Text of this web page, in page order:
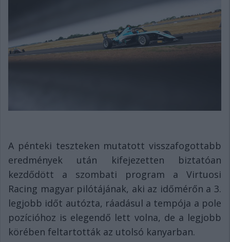
A pénteki teszteken mutatott visszafogottabb
eredmények után kifejezetten biztatóan
kezdődött a szombati program a Virtuosi
Racing magyar pilótájának, aki az időmérőn a 3.
legjobb időt autózta, ráadásul a tempója a pole
pozícióhoz is elegendő lett volna, de a legjobb
körében feltartották az utolsó kanyarban.